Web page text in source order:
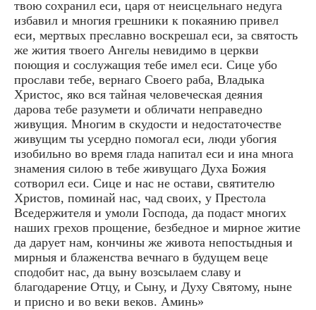
твою сохранил еси, царя от неисцельнаго недуга
избавил и многия грешники к покаянию привел
еси, мертвых преславно воскрешал еси, за святость
же жития твоего Ангелы невидимо в церкви
поющия и сослужащия тебе имел еси. Сице убо
прослави тебе, вернаго Своего раба, Владыка
Христос, яко вся тайная человеческая деяния
дарова тебе разумети и обличати неправедно
живущия. Многим в скудости и недостаточестве
живущим ты усердно помогал еси, люди убогия
изобильно во время глада напитал еси и ина многа
знамения силою в тебе живущаго Духа Божия
сотворил еси. Сице и нас не остави, святителю
Христов, поминай нас, чад своих, у Престола
Вседержителя и умоли Господа, да подаст многих
наших грехов прощение, безбедное и мирное житие
да дарует нам, кончины же живота непостыдныя и
мирныя и блаженства вечнаго в будущем веце
сподобит нас, да выну возсылаем славу и
благодарение Отцу, и Сыну, и Духу Святому, ныне
и присно и во веки веков. Аминь»